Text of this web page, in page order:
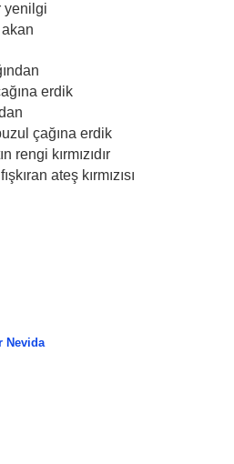
yenilgi
erdik
çağına erdik
rengi kırmızıdır
ateş kırmızısı
Nevida